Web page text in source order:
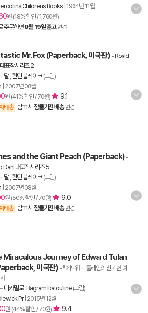
Childrens Books 1964년 11월
원 (18% 할인 / 1,760원)
주문하면8월 19일 출고 변경
Mr. Fox (Paperback, 미국판) -Roald
표작시리즈 2
달, 퀸틴 블레이크(그림)
2007년 08월
원 (41% 할인 / 70원) 9.1
배송 밤 11시 잠들기전 배송 변경
and the Giant Peach (Paperback) -
Dahl 대표작시리즈 5
달, 퀸틴 블레이크(그림)
2007년 08월
원 (50% 할인 / 70원) 9.0
배송 밤 11시 잠들기전 배송 변경
Miraculous Journey of Edward Tulan
미국판) - 『에드워드 툴레인의 신기한 여
디카밀로, Bagram Ibatoulline (그림)
Pr| 2015년 12월
원 (44% 할인 / 70원) 9.4